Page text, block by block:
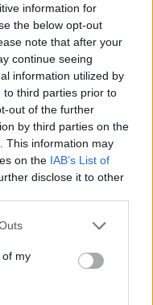
information for
the below opt-out
note that after your
continue seeing
information utilized by
to third parties prior to
out of the further
by third parties on the
This information may
on the IAB’s List of
disclose it to other
of my
7, 8, 9 agosto